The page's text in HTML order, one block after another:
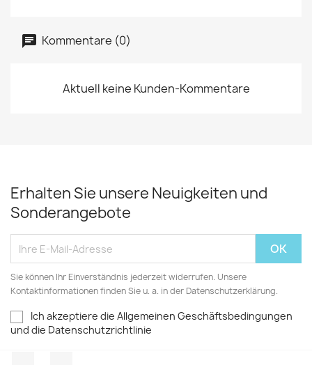
Kommentare (0)
Aktuell keine Kunden-Kommentare
Erhalten Sie unsere Neuigkeiten und
Sonderangebote
Sie können Ihr Einverständnis jederzeit widerrufen. Unsere
Kontaktinformationen finden Sie u. a. in der Datenschutzerklärung.
Ich akzeptiere die Allgemeinen Geschäftsbedingungen
und die Datenschutzrichtlinie